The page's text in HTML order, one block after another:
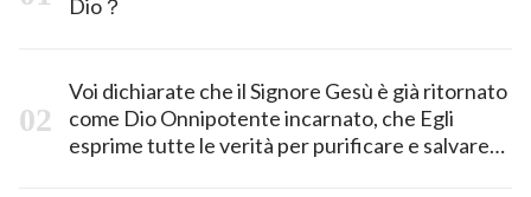
Dio？
Voi dichiarate che il Signore Gesù è già ritornato
come Dio Onnipotente incarnato, che Egli
esprime tutte le verità per purificare e salvare